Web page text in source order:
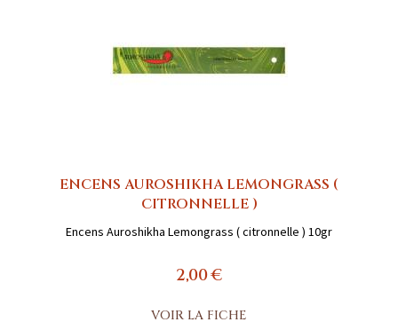
ENCENS AUROSHIKHA LEMONGRASS (
CITRONNELLE )
Encens Auroshikha Lemongrass ( citronnelle ) 10gr
2,00 €
VOIR LA FICHE